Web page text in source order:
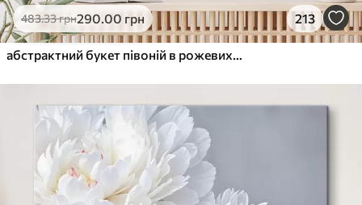
483.33грн290.00 грн 213
абстрактний букет півоній в рожевих тонах